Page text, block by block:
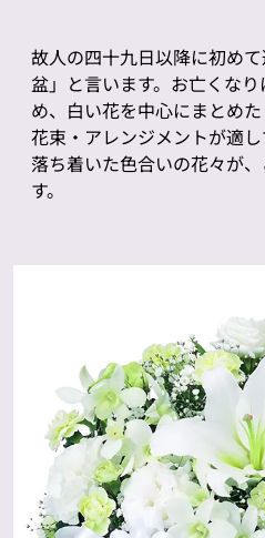
故人の四十九日以降に初め
盆」と言います。お亡くな
め、白い花を中心にまとめ
花束・アレンジメントが適し
落ち着いた色合いの花々が
す。